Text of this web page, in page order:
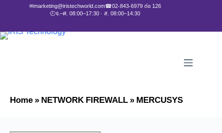
✉marketing@iristechworld.com☎02-843-6979 ต่อ 126
🕘จ.–ศ. 08:00–17:30 · ส. 08:00–14:30
Home»NETWORK FIREWALL»MERCUSYS